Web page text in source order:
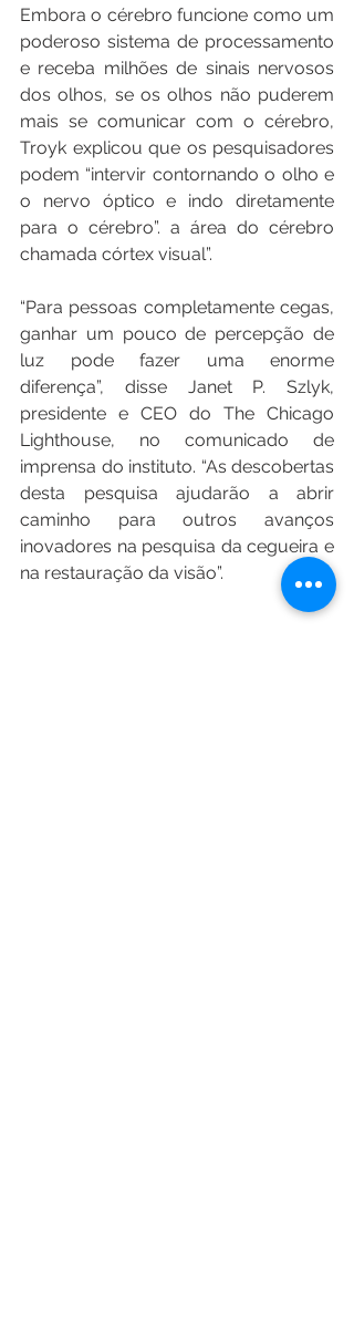
Embora o cérebro funcione como um
poderoso sistema de processamento
e receba milhões de sinais nervosos
dos olhos, se os olhos não puderem
mais se comunicar com o cérebro,
Troyk explicou que os pesquisadores
podem “intervir contornando o olho e
o nervo óptico e indo diretamente
para o cérebro”. a área do cérebro
chamada córtex visual”.
“Para pessoas completamente cegas,
ganhar um pouco de percepção de
luz pode fazer uma enorme
diferença”, disse Janet P. Szlyk,
presidente e CEO do The Chicago
Lighthouse, no comunicado de
imprensa do instituto. “As descobertas
desta pesquisa ajudarão a abrir
caminho para outros avanços
inovadores na pesquisa da cegueira e
na restauração da visão”.